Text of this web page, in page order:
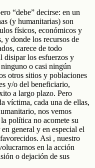
“debe” decirse: en un
(y humanitarias) son
físicos, económicos y
y donde los recursos de
carece de todo
disipar los esfuerzos y
o casi ningún
otros sitios y poblaciones
y/o del beneficiario,
a largo plazo. Pero
víctima, cada una de ellas,
nos vemos
política no acomete su
general y en especial el
Asi , nuestro
en la acción
o dejación de sus